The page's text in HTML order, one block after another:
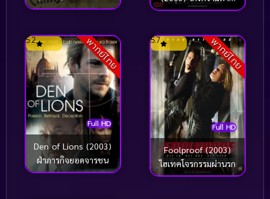
ใหญ่ทะลุโลก
แล้วต้องตาย ภาค 2
พากย์ไทย
Full HD
5.2
Den of Lions (2003)
ฝ่าภารกิจยอดจารชน
พากย์ไทย
Full HD
5.7
Foolproof (2003)
ไฮเทคโจรกรรมผ่านรก